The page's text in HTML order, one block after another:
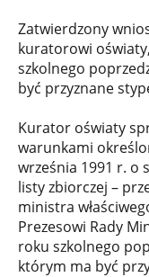
Zatwierdzony
kuratorowi
szkolnego
być przyznane
Kurator oświaty
warunkami
września 1991 r. o
listy zbiorczej –
ministra
Prezesowi Rady
roku szkolnego
którym ma być